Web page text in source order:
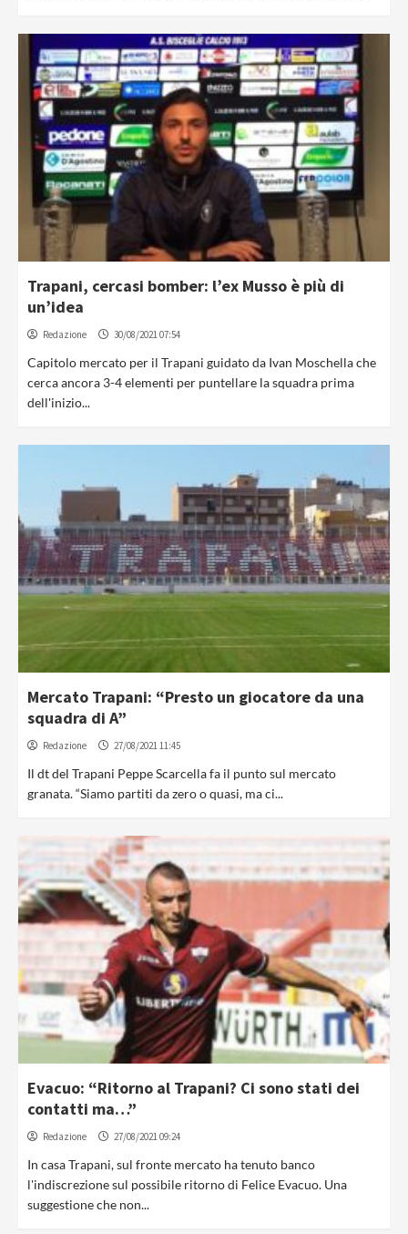
Trapani, cercasi bomber: l’ex Musso è più di
un’idea
Redazione 30/08/2021 07:54
Capitolo mercato per il Trapani guidato da Ivan Moschella che
cerca ancora 3-4 elementi per puntellare la squadra prima
dell'inizio...
Mercato Trapani: “Presto un giocatore da una
squadra di A”
Redazione 27/08/2021 11:45
Il dt del Trapani Peppe Scarcella fa il punto sul mercato
granata. “Siamo partiti da zero o quasi, ma ci...
Evacuo: “Ritorno al Trapani? Ci sono stati dei
contatti ma…”
Redazione 27/08/2021 09:24
In casa Trapani, sul fronte mercato ha tenuto banco
l'indiscrezione sul possibile ritorno di Felice Evacuo. Una
suggestione che non...